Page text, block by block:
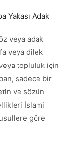
Yakası Adak
veya adak
veya dilek
topluluk için
sadece bir
ve sözün
İslami
göre